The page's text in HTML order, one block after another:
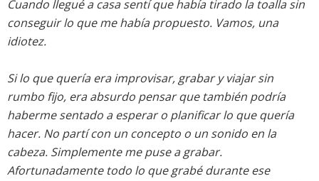
Cuando llegué a casa sentí que había tirado la toalla sin
conseguir lo que me había propuesto. Vamos, una
idiotez.
Si lo que quería era improvisar, grabar y viajar sin
rumbo fijo, era absurdo pensar que también podría
haberme sentado a esperar o planificar lo que quería
hacer. No partí con un concepto o un sonido en la
cabeza. Simplemente me puse a grabar.
Afortunadamente todo lo que grabé durante ese